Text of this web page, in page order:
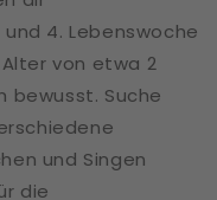
4. Lebenswoche
von etwa 2
bewusst. Suche
und Singen
die